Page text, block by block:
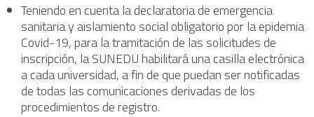
Teniendo en cuenta la declaratoria de emergencia
sanitaria y aislamiento social obligatorio por la epidemia
Covid-19, para la tramitación de las solicitudes de
inscripción, la SUNEDU habilitará una casilla electrónica
a cada universidad, a fin de que puedan ser notificadas
de todas las comunicaciones derivadas de los
procedimientos de registro.